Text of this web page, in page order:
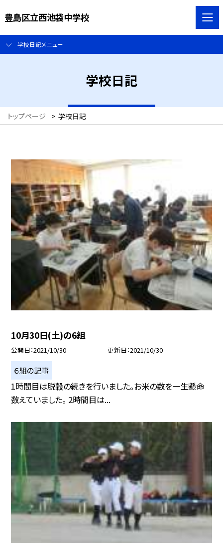
豊島区立西池袋中学校
学校日記メニュー
学校日記
トップページ > 学校日記
10月30日(土)の6組
公開日 2021/10/30 更新日 2021/10/30
６組の記事
1時間目は脱穀の続きを行いました。お米の数を一生懸命
数えていました。 2時間目は...